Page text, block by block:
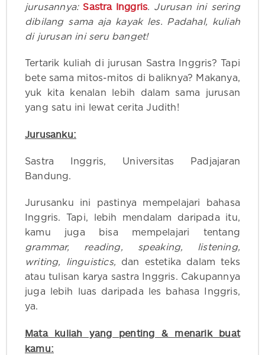
jurusannya:Sastra Inggris‍. Jurusan ini sering
dibilang sama aja kayak les. Padahal, kuliah
di jurusan ini seru banget!
Tertarik kuliah di jurusan Sastra Inggris? Tapi
bete sama mitos-mitos di baliknya? Makanya,
yuk kita kenalan lebih dalam sama jurusan
yang satu ini lewat cerita Judith!
Jurusanku:
Sastra Inggris, Universitas Padjajaran
Bandung.
Jurusanku ini pastinya mempelajari bahasa
Inggris. Tapi, lebih mendalam daripada itu,
kamu juga bisa mempelajari tentang
grammar, reading, speaking, listening,
writing, linguistics, dan estetika dalam teks
atau tulisan karya sastra Inggris. Cakupannya
juga lebih luas daripada les bahasa Inggris,
ya.
Mata kuliah yang penting & menarik buat
kamu: